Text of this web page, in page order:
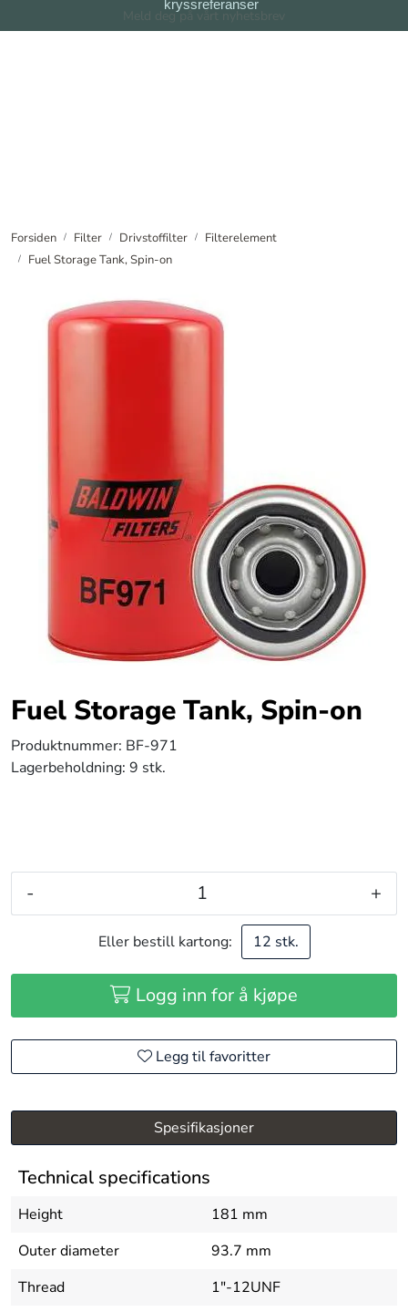
Meld deg på vårt nyhetsbrev
kryssreferanser
Forsiden Filter Drivstoffilter
Filterelement
Fuel Storage Tank, Spin-on
Fuel Storage Tank, Spin-on
Produktnummer: BF-971
Lagerbeholdning: 9 stk.
- +
Eller bestill kartong: 12 stk.
Logg inn for å kjøpe
Legg til favoritter
Spesifikasjoner
Technical specifications
Height
181 mm
Outer diameter
93.7 mm
Thread
1"-12UNF